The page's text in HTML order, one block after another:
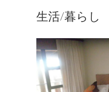
生活/暮らし